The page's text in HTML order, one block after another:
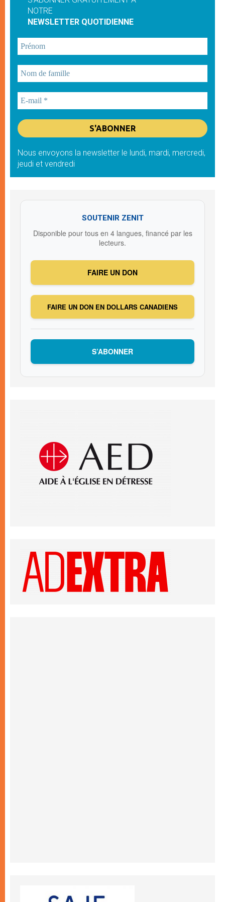
NOTRE
NEWSLETTER QUOTIDIENNE
Nous envoyons la newsletter le lundi, mardi, mercredi,
jeudi et vendredi
SOUTENIR ZENIT
Disponible pour tous en 4 langues, financé par les
lecteurs.
FAIRE UN DON
FAIRE UN DON EN DOLLARS CANADIENS
S’ABONNER